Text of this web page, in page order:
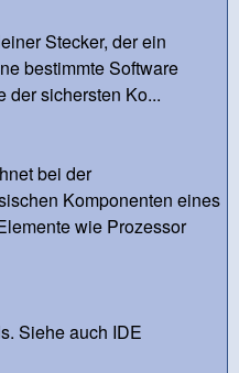
Stecker, der ein
bestimmte Software
der sichersten Ko...
bei der
Komponenten eines
wie Prozessor
Siehe auch IDE